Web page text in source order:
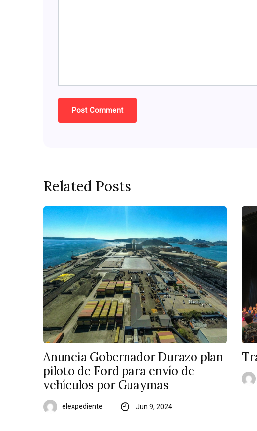
Related Posts
Anuncia Gobernador Durazo plan
piloto de Ford para envío de
vehículos por Guaymas
elexpediente Jun 9, 2024